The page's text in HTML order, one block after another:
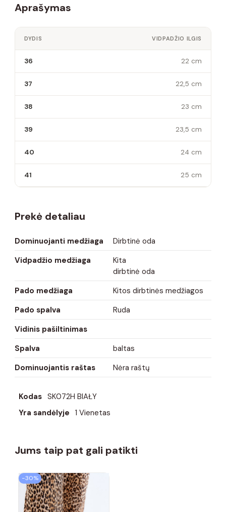
Aprašymas
DYDIS VIDPADŽIO ILGIS
36 22 cm
37 22,5 cm
38 23 cm
39 23,5 cm
40 24 cm
41 25 cm
Prekė detaliau
Dominuojanti medžiaga
Dirbtinė oda
Vidpadžio medžiaga
Kita
dirbtinė oda
Pado medžiaga
Kitos dirbtinės medžiagos
Pado spalva
Ruda
Vidinis pašiltinimas
Spalva
baltas
Dominuojantis raštas
Nėra raštų
Kodas SK072H BIAŁY
Yra sandėlyje 1 Vienetas
Jums taip pat gali patikti
−30%